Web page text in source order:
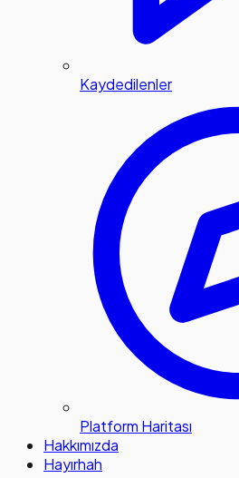
Kaydedilenler
Platform Haritası
Hakkımızda
Hayırhah